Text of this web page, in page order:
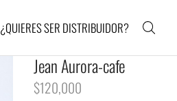
¿QUIERES SER DISTRIBUIDOR?
Jean Aurora-cafe
$120,000